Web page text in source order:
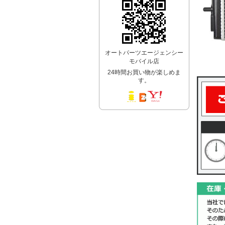
オートパーツエージェンシー
モバイル店
24時間お買い物が楽しめま
す。